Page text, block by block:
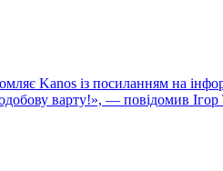
Kanos із посиланням на
варту!», — повідомив